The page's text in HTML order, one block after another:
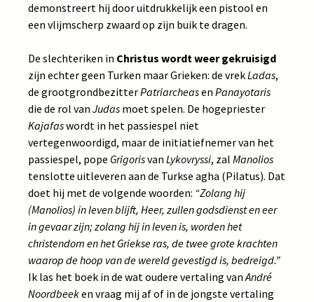
demonstreert hij door uitdrukkelijk een pistool en
een vlijmscherp zwaard op zijn buik te dragen.
De slechteriken in Christus wordt weer gekruisigd
zijn echter geen Turken maar Grieken: de vrekLadas,
de grootgrondbezitterPatriarcheasen Panayotaris
die de rol van Judas moet spelen. De hogepriester
Kajafaswordt in het passiespel niet
vertegenwoordigd, maar de initiatiefnemer van het
passiespel, pope Grigorisvan Lykovryssi, zal Manolios
tenslotte uitleveren aan de Turkse agha (Pilatus). Dat
doet hij met de volgende woorden: “Zolang hij
(Manolios) in leven blijft, Heer, zullen godsdienst en eer
in gevaar zijn; zolang hij in leven is, worden het
christendom en het Griekse ras, de twee grote krachten
waarop de hoop van de wereld gevestigd is, bedreigd.”
Ik las het boek in de wat oudere vertaling vanAndré
Noordbeeken vraag mij af of in de jongste vertaling